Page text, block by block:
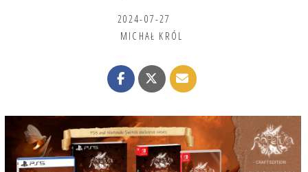
2024-07-27
MICHAŁ KRÓL